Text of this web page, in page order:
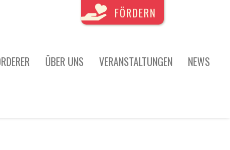
ÜBER UNS VERANSTALTUNGEN NEWS
FÖRDERN